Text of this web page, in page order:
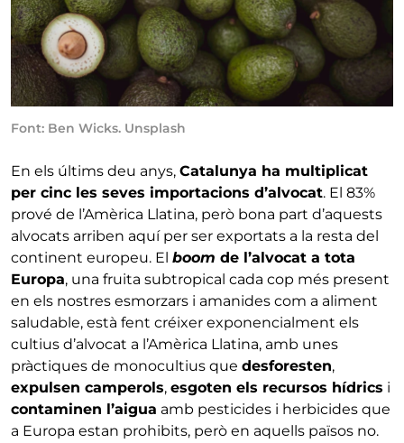
Font: Ben Wicks. Unsplash
En els últims deu anys, Catalunya ha multiplicat
per cinc les seves importacions d’alvocat. El 83%
prové de l’Amèrica Llatina, però bona part d’aquests
alvocats arriben aquí per ser exportats a la resta del
continent europeu. El boom de l’alvocat a tota
Europa, una fruita subtropical cada cop més present
en els nostres esmorzars i amanides com a aliment
saludable, està fent créixer exponencialment els
cultius d’alvocat a l’Amèrica Llatina, amb unes
pràctiques de monocultius que desforesten,
expulsen camperols, esgoten els recursos hídrics i
contaminen l’aigua amb pesticides i herbicides que
a Europa estan prohibits, però en aquells països no.